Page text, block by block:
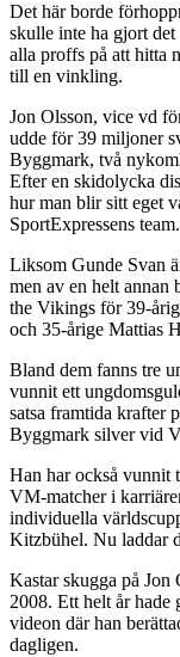
Det här borde
skulle inte ha gjort
alla proffs på att hitta
till en vinkling.
Jon Olsson, vice vd
udde för 39 miljoner
Byggmark, två
Efter en skidolycka
hur man blir sitt eget
SportExpressens team.
Liksom Gunde Svan
men av en helt annan
the Vikings för 39-
och 35-årige Mattias
Bland dem fanns tre
vunnit ett
satsa framtida krafter
Byggmark silver vid
Han har också vunnit
VM-matcher i
individuella
Kitzbühel. Nu laddar
Kastar skugga på Jon
2008. Ett helt år hade
videon där han
dagligen.